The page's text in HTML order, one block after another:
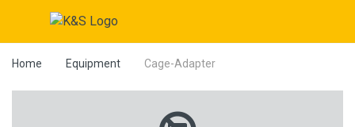
Home Equipment Cage-Adapter